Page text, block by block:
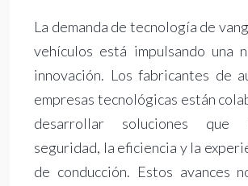
La demanda de tecnología de
vehículos está impulsando una
innovación. Los fabricantes de
empresas tecnológicas están
desarrollar soluciones que
seguridad, la eficiencia y la
de conducción. Estos avances